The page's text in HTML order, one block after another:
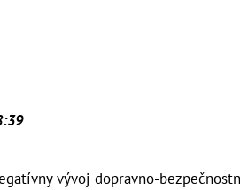
vývoj dopravno-